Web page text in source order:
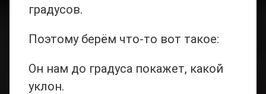
градусов.
Поэтому берём что-то вот такое:
Он нам до градуса покажет, какой
уклон.